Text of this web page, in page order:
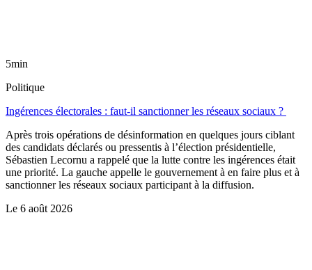
5min
Politique
Ingérences électorales : faut-il sanctionner les réseaux sociaux ?
Après trois opérations de désinformation en quelques jours ciblant
des candidats déclarés ou pressentis à l’élection présidentielle,
Sébastien Lecornu a rappelé que la lutte contre les ingérences était
une priorité. La gauche appelle le gouvernement à en faire plus et à
sanctionner les réseaux sociaux participant à la diffusion.
Le 6 août 2026